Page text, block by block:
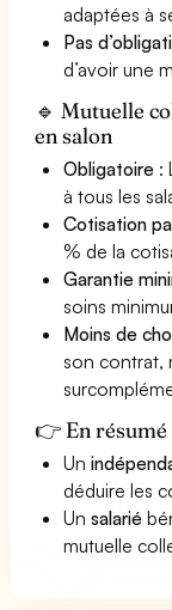
adaptées à
Pas
d’avoir une
🔹 Mutuelle
en salon
Obligatoire :
à tous les
Cotisation
% de la
Garantie
soins
Moins de
son contrat,
👉 En résumé
Un
déduire les
Unsalarié
mutuelle